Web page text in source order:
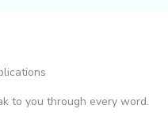
to you through every word.